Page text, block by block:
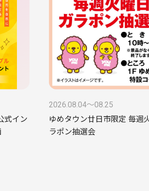
式イン
2026.08.04〜08.25
ゆめタウン廿日市限定 毎週
ラポン抽選会